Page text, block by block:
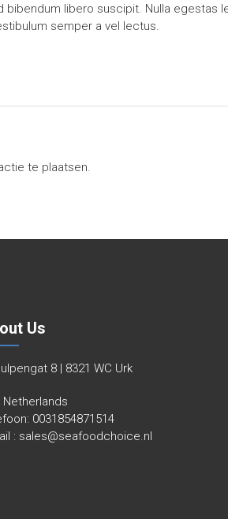
bibendum libero suscipit. Nulla egestas
semper a vel lectus.
te plaatsen.
Us
8 | 8321 WC Urk
Netherlands
0031854871514
: sales@seafoodchoice.nl